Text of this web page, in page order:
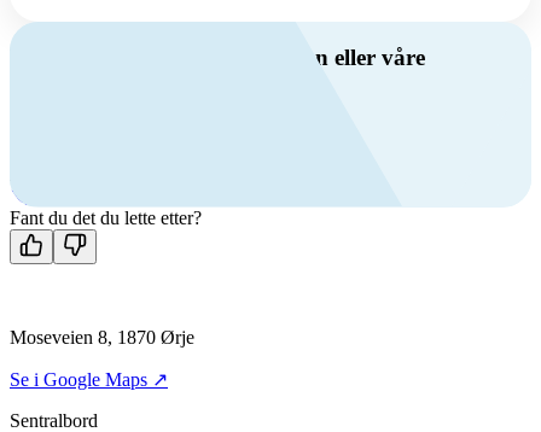
Har du spørsmål om ventilasjon eller våre
Kontakt oss
Fant du det du lette etter?
Moseveien 8, 1870 Ørje
Se i Google Maps ↗
Sentralbord